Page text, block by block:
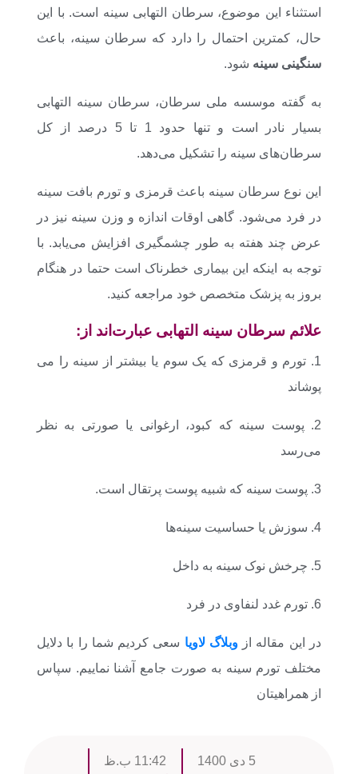
استثناء این موضوع، سرطان التهابی سینه است. با این
حال، کمترین احتمال را دارد که سرطان سینه، باعث
سنگینی سینه شود.
به گفته موسسه ملی سرطان، سرطان سینه التهابی
بسیار نادر است و تنها حدود 1 تا 5 درصد از کل
سرطان‌های سینه را تشکیل می‌دهد.
این نوع سرطان سینه باعث قرمزی و تورم بافت سینه
در فرد می‌شود. گاهی اوقات اندازه و وزن سینه نیز در
عرض چند هفته به طور چشمگیری افزایش می‌یابد. با
توجه به اینکه این بیماری خطرناک است حتما در هنگام
بروز به پزشک متخصص خود مراجعه کنید.
علائم سرطان سینه التهابی عبارت‌اند از:
1. تورم و قرمزی که یک سوم یا بیشتر از سینه را می
پوشاند
2. پوست سینه که کبود، ارغوانی یا صورتی به نظر
می‌رسد
3. پوست سینه که شبیه پوست پرتقال است.
4. سوزش یا حساسیت سینه‌ها
5. چرخش نوک سینه به داخل
6. تورم غدد لنفاوی در فرد
در این مقاله ازوبلاگ لاویا سعی کردیم شما را با دلایل
مختلف تورم سینه به صورت جامع آشنا نماییم. سپاس
از همراهیتان
5 دی 1400
11:42 ب.ظ